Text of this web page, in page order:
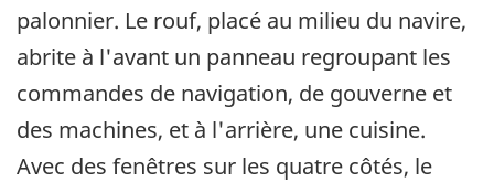
palonnier. Le rouf, placé au milieu du navire,
abrite à l'avant un panneau regroupant les
commandes de navigation, de gouverne et
des machines, et à l'arrière, une cuisine.
Avec des fenêtres sur les quatre côtés, le